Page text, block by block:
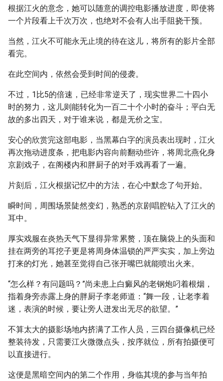
根据江火的意念，她可以随意的调控电影播放进度，即使将
一个片段看上千次万次，也绝对不会有人出手阻挠干预。
当然，江火不可能永无止境的待在这儿，将所有的影片全部
看完。
在此空间内，依然会受到时间的侵袭。
不过，1比5的倍速，已经非常逆天了，现实世界二十四小
时的努力，这儿则能转化为一百二十个小时的奋斗；平白无
故的多出四天，对于谁来说，都是无价之宝。
安心的欣赏完这部电影，当黑幕白字的演员表出现时，江火
再次拖动进度条，把电影内容向前翻动些许，将周北燕化身
京剧戏子，在阁楼内和胖厨子的对手戏再看了一遍。
片刻后，江火根据记忆中的方法，在心中默念了句开始。
瞬时间，周围场景陡然变幻，熟悉的京剧唱腔钻入了江火的
耳中。
厚实戏服在炎热天气下显得异常累赘，顶在脑袋上的头面和
挂在两旁的耳挖子更是将周身体温锁的严严实实，加上旁边
打来的灯光，她甚至觉得自己张开嘴巴就能喷出火来。
“怎么样？有问题吗？”尚未患上白癜风的老钢炮叼着根烟，
指着身旁赤露上身的胖厨子李老师道：“舞一段，让老李着
迷，表演的时候，要让旁人迸发出无尽的欲望。”
不算太大的摄影场地内挤满了工作人员，三四台摄像机已经
整装待发，只需要江火微微点头，按序就位，所有拍摄便可
以直接进行。
这便是黑暗空间内的第二个作用，身临其境的参与当年拍